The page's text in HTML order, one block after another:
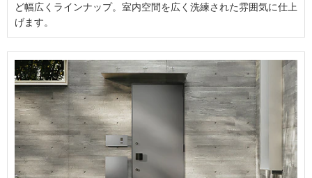
ど幅広くラインナップ。室内空間を広く洗練された雰囲気に仕上
げます。